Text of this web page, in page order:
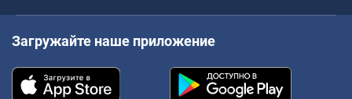
Загружайте наше приложение